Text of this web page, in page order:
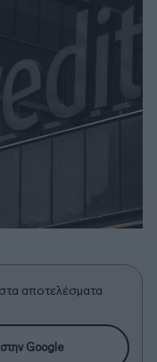
αποτελέσματα
Google